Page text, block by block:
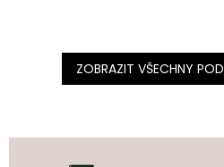
ZOBRAZIT VŠECHNY